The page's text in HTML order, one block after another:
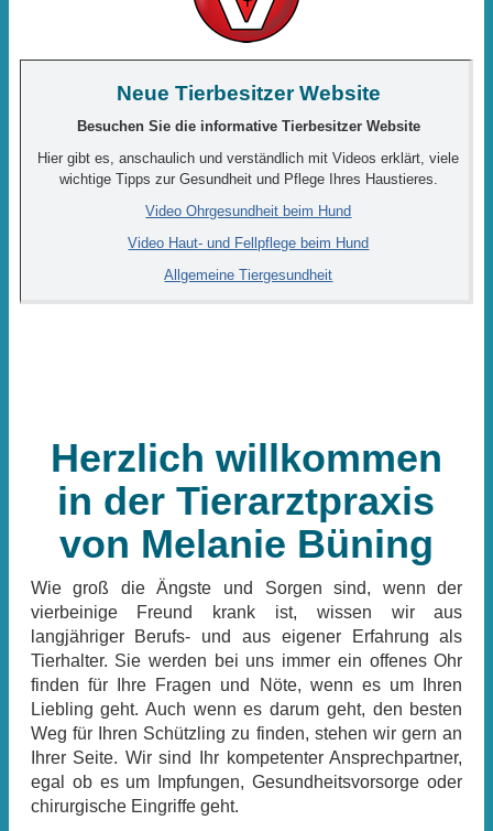
Neue Tierbesitzer Website
Besuchen Sie die informative Tierbesitzer Website
Hier gibt es,anschaulich und verständlich mit Videos erklärt, viele
wichtige Tipps zur Gesundheit und Pflege Ihres Haustieres.
Video Ohrgesundheit beim Hund
Video Haut- und Fellpflege beim Hund
Allgemeine Tiergesundheit
Herzlich willkommen
in der Tierarztpraxis
von Melanie Büning
Wie groß die Ängste und Sorgen sind, wenn der
vierbeinige Freund krank ist, wissen wir aus
langjähriger Berufs- und aus eigener Erfahrung als
Tierhalter. Sie werden bei uns immer ein offenes Ohr
finden für Ihre Fragen und Nöte, wenn es um Ihren
Liebling geht. Auch wenn es darum geht, den besten
Weg für Ihren Schützling zu finden, stehen wir gern an
Ihrer Seite. Wir sind Ihr kompetenter Ansprechpartner,
egal ob es um Impfungen, Gesundheitsvorsorge oder
chirurgische Eingriffe geht.